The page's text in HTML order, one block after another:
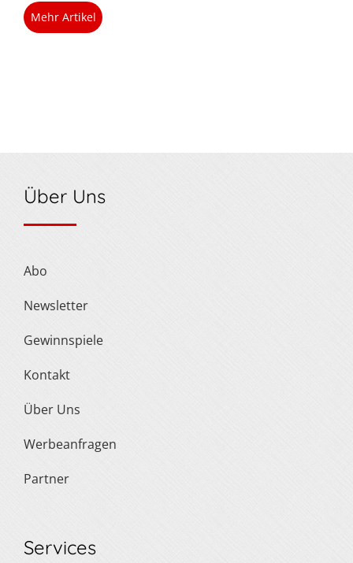
Mehr Artikel
Über Uns
Abo
Newsletter
Gewinnspiele
Kontakt
Über Uns
Werbeanfragen
Partner
Services